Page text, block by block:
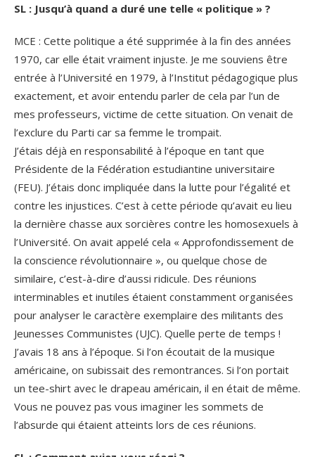
SL : Jusqu’à quand a duré une telle « politique » ?
MCE : Cette politique a été supprimée à la fin des années
1970, car elle était vraiment injuste. Je me souviens être
entrée à l’Université en 1979, à l’Institut pédagogique plus
exactement, et avoir entendu parler de cela par l’un de
mes professeurs, victime de cette situation. On venait de
l’exclure du Parti car sa femme le trompait.
J’étais déjà en responsabilité à l’époque en tant que
Présidente de la Fédération estudiantine universitaire
(FEU). J’étais donc impliquée dans la lutte pour l’égalité et
contre les injustices. C’est à cette période qu’avait eu lieu
la dernière chasse aux sorcières contre les homosexuels à
l’Université. On avait appelé cela « Approfondissement de
la conscience révolutionnaire », ou quelque chose de
similaire, c’est-à-dire d’aussi ridicule. Des réunions
interminables et inutiles étaient constamment organisées
pour analyser le caractère exemplaire des militants des
Jeunesses Communistes (UJC). Quelle perte de temps !
J’avais 18 ans à l’époque. Si l’on écoutait de la musique
américaine, on subissait des remontrances. Si l’on portait
un tee-shirt avec le drapeau américain, il en était de même.
Vous ne pouvez pas vous imaginer les sommets de
l’absurde qui étaient atteints lors de ces réunions.